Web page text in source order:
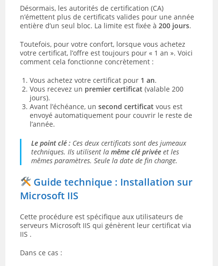
Désormais, les autorités de certification (CA)
n’émettent plus de certificats valides pour une année
entière d’un seul bloc. La limite est fixée à200 jours.
Toutefois, pour votre confort, lorsque vous achetez
votre certificat, l’offre est toujours pour « 1 an ». Voici
comment cela fonctionne concrètement :
Vous achetez votre certificat pour 1 an.
Vous recevez un premier certificat (valable 200
jours).
Avant l’échéance, unsecond certificat vous est
envoyé automatiquement pour couvrir le reste de
l’année.
Le point clé : Ces deux certificats sont des jumeaux
techniques. Ils utilisent lamême clé privée et les
mêmes paramètres. Seule la date de fin change.
Guide technique : Installation sur
Microsoft IIS
Cette procédure est spécifique aux utilisateurs de
serveurs Microsoft IIS qui génèrent leur certificat via
IIS .
Dans ce cas :